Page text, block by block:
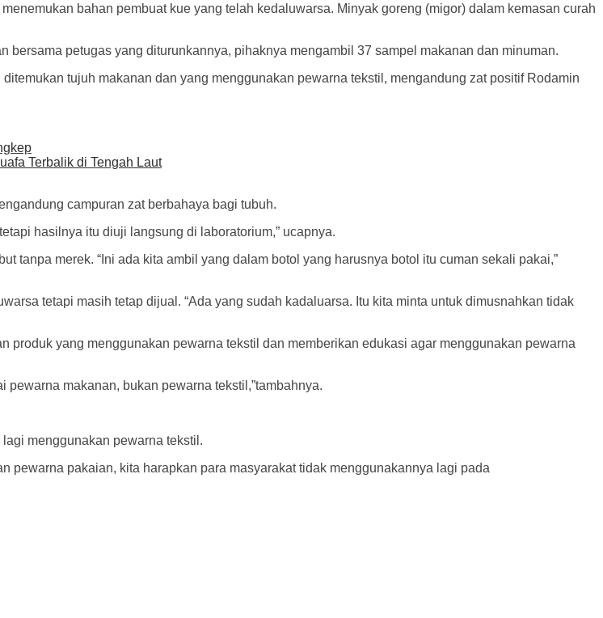
bahan pembuat kue yang telah kedaluwarsa. Minyak goreng (migor) dalam kemasan curah
petugas yang diturunkannya, pihaknya mengambil 37 sampel makanan dan minuman.
tujuh makanan dan yang menggunakan pewarna tekstil, mengandung zat positif Rodamin
Terbalik di Tengah Laut
campuran zat berbahaya bagi tubuh.
hasilnya itu diuji langsung di laboratorium,” ucapnya.
tanpa merek. “Ini ada kita ambil yang dalam botol yang harusnya botol itu cuman sekali pakai,”
tetapi masih tetap dijual. “Ada yang sudah kadaluarsa. Itu kita minta untuk dimusnahkan tidak
yang menggunakan pewarna tekstil dan memberikan edukasi agar menggunakan pewarna
makanan, bukan pewarna tekstil,”tambahnya.
menggunakan pewarna tekstil.
pewarna pakaian, kita harapkan para masyarakat tidak menggunakannya lagi pada